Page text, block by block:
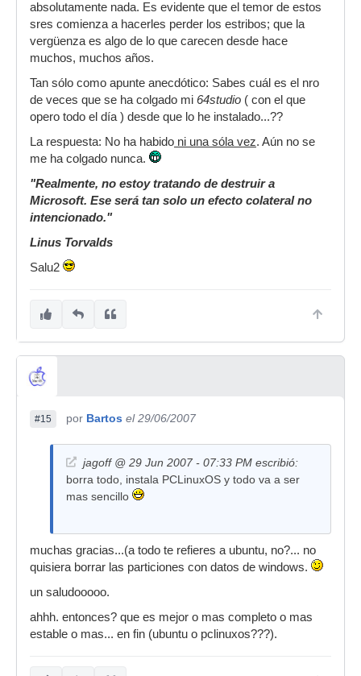
absolutamente nada. Es evidente que el temor de estos
sres comienza a hacerles perder los estribos; que la
vergüenza es algo de lo que carecen desde hace
muchos, muchos años.
Tan sólo como apunte anecdótico: Sabes cuál es el nro
de veces que se ha colgado mi 64studio ( con el que
opero todo el día ) desde que lo he instalado...??
La respuesta: No ha habido ni una sóla vez. Aún no se
me ha colgado nunca.
"Realmente, no estoy tratando de destruir a
Microsoft. Ese será tan solo un efecto colateral no
intencionado."
Linus Torvalds
Salu2
#15 por Bartos el 29/06/2007
jagoff @ 29 Jun 2007 - 07:33 PM escribió:
borra todo, instala PCLinuxOS y todo va a ser
mas sencillo
muchas gracias...(a todo te refieres a ubuntu, no?... no
quisiera borrar las particiones con datos de windows.
un saludooooo.
ahhh. entonces? que es mejor o mas completo o mas
estable o mas... en fin (ubuntu o pclinuxos???).